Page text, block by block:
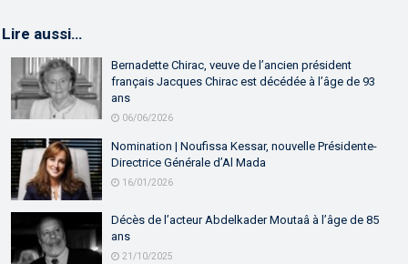
Lire aussi…
Bernadette Chirac, veuve de l’ancien président
français Jacques Chirac est décédée à l’âge de 93
ans
06/06/2026
Nomination | Noufissa Kessar, nouvelle Présidente-
Directrice Générale d’Al Mada
16/01/2026
Décès de l’acteur Abdelkader Moutaâ à l’âge de 85
ans
21/10/2025